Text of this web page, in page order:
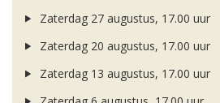
Zaterdag 27 augustus, 17.00 uur
Zaterdag 20 augustus, 17.00 uur
Zaterdag 13 augustus, 17.00 uur